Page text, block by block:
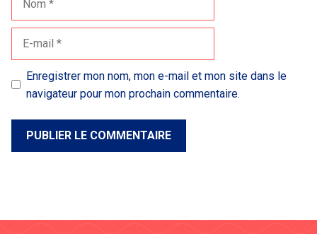
Enregistrer mon nom, mon e-mail et mon site dans le
navigateur pour mon prochain commentaire.